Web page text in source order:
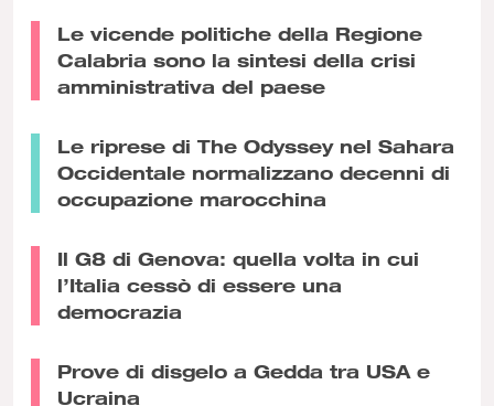
Le vicende politiche della Regione
Calabria sono la sintesi della crisi
amministrativa del paese
Le riprese di The Odyssey nel Sahara
Occidentale normalizzano decenni di
occupazione marocchina
Il G8 di Genova: quella volta in cui
l’Italia cessò di essere una
democrazia
Prove di disgelo a Gedda tra USA e
Ucraina